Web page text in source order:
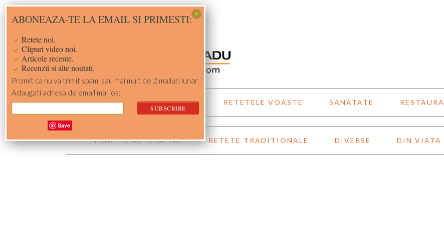
Skip
to
Skip
to
Skip
to
Skip
to
ACASA RETETE RETETELE VOASTE SANATATE
TRIMITE RETETA TA! RETETE TRADITIONALE DIVERSE DIN VIATA
ABONEAZA-TE LA EMAIL SI PRIMESTI:
Retete noi.
Clipuri video noi.
Articole recente.
Recenzii si alte noutati.
Promit ca nu va trimit spam, sau mai mult de 2 mailuri lunar.
Adaugati adresa de email mai jos:
Save